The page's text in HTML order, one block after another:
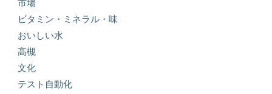
市場
ビタミン・ミネラル・味
おいしい水
高槻
文化
テスト自動化